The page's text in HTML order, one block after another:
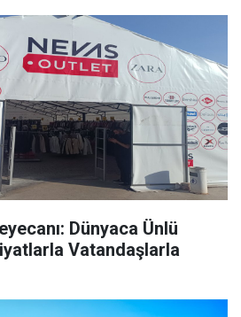
Dünyaca Ünlü
Vatandaşlarla